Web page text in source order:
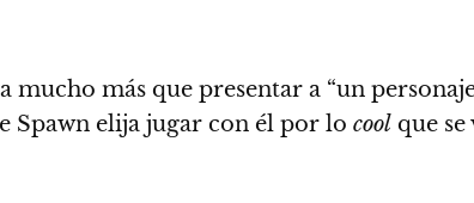
más que presentar a “un
Spawn elija jugar con él por lo cool que